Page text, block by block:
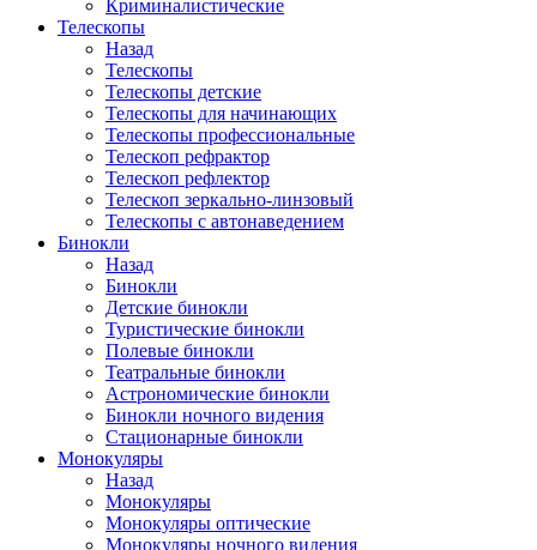
Криминалистические
Телескопы
Назад
Телескопы
Телескопы детские
Телескопы для начинающих
Телескопы профессиональные
Телескоп рефрактор
Телескоп рефлектор
Телескоп зеркально-линзовый
Телескопы с автонаведением
Бинокли
Назад
Бинокли
Детские бинокли
Туристические бинокли
Полевые бинокли
Театральные бинокли
Астрономические бинокли
Бинокли ночного видения
Стационарные бинокли
Монокуляры
Назад
Монокуляры
Монокуляры оптические
Монокуляры ночного видения